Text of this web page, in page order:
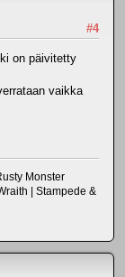
#4
on päivitetty
vaikka
Monster
| Stampede &